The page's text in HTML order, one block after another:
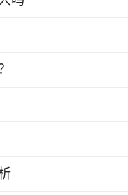
的这种性格特点
的反感。他们往往
感到不快和不满。
己的财富和地位，
然而，正如万物皆